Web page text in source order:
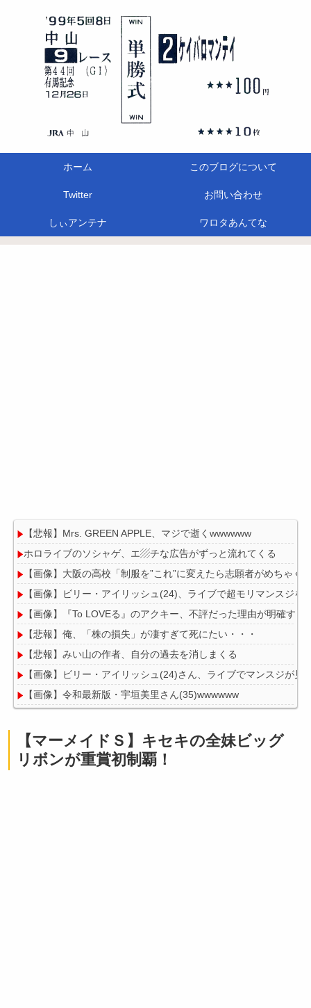
ホーム このブログについて
Twitter お問い合わせ
しぃアンテナ ワロタあんてな
【悲報】Mrs. GREEN APPLE、マジで逝くwwwwww
ホロライブのソシャゲ、エ▨チな広告がずっと流れてくる
【画像】大阪の高校「制服を”これ”に変えたら志願者がめちゃく
【画像】ビリー・アイリッシュ(24)、ライブで超モリマンスジを
【画像】『To LOVEる』のアクキー、不評だった理由が明確すぎ
【悲報】俺、「株の損失」が凄すぎて死にたい・・・
【悲報】みい山の作者、自分の過去を消しまくる
【画像】ビリー・アイリッシュ(24)さん、ライブでマンスジが見
【画像】令和最新版・宇垣美里さん(35)wwwwww
【訃報】人気Vtuberの犬、19歳で死去
【マーメイドＳ】キセキの全妹ビッグ
リボンが重賞初制覇！